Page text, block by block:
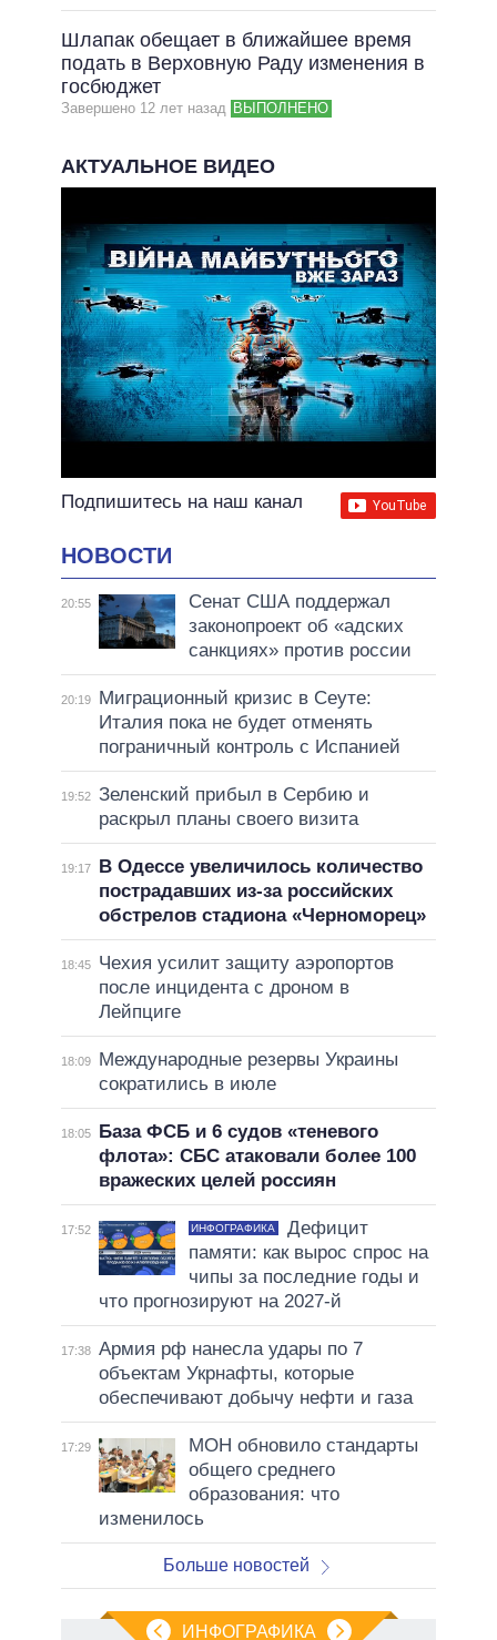
Шлапак обещает в ближайшее время
подать в Верховную Раду изменения в
госбюджет
Завершено 12 лет назад ВЫПОЛНЕНО
АКТУАЛЬНОЕ ВИДЕО
Подпишитесь на наш канал
НОВОСТИ
20:55
Сенат США поддержал
законопроект об «адских
санкциях» против россии
20:19
Миграционный кризис в Сеуте:
Италия пока не будет отменять
пограничный контроль с Испанией
19:52 Зеленский прибыл в Сербию и
раскрыл планы своего визита
19:17
В Одессе увеличилось количество
пострадавших из-за российских
обстрелов стадиона «Черноморец»
18:45
Чехия усилит защиту аэропортов
после инцидента с дроном в
Лейпциге
18:09
Международные резервы Украины
сократились в июле
18:05
База ФСБ и 6 судов «теневого
флота»: СБС атаковали более 100
вражеских целей россиян
17:52 ИНФОГРАФИКА
Дефицит
памяти: как вырос спрос на
чипы за последние годы и
что прогнозируют на 2027-й
17:38 Армия рф нанесла удары по 7
объектам Укрнафты, которые
обеспечивают добычу нефти и газа
17:29
МОН обновило стандарты
общего среднего
образования: что
изменилось
Больше новостей
ИНФОГРАФИКА